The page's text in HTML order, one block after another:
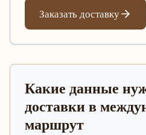
Заказать доставку
Какие данные
доставки в
маршрут